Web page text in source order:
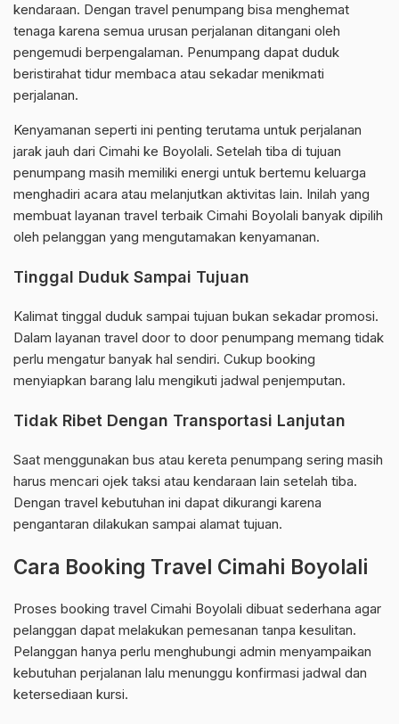
kendaraan. Dengan travel penumpang bisa menghemat
tenaga karena semua urusan perjalanan ditangani oleh
pengemudi berpengalaman. Penumpang dapat duduk
beristirahat tidur membaca atau sekadar menikmati
perjalanan.
Kenyamanan seperti ini penting terutama untuk perjalanan
jarak jauh dari Cimahi ke Boyolali. Setelah tiba di tujuan
penumpang masih memiliki energi untuk bertemu keluarga
menghadiri acara atau melanjutkan aktivitas lain. Inilah yang
membuat layanan travel terbaik Cimahi Boyolali banyak dipilih
oleh pelanggan yang mengutamakan kenyamanan.
Tinggal Duduk Sampai Tujuan
Kalimat tinggal duduk sampai tujuan bukan sekadar promosi.
Dalam layanan travel door to door penumpang memang tidak
perlu mengatur banyak hal sendiri. Cukup booking
menyiapkan barang lalu mengikuti jadwal penjemputan.
Tidak Ribet Dengan Transportasi Lanjutan
Saat menggunakan bus atau kereta penumpang sering masih
harus mencari ojek taksi atau kendaraan lain setelah tiba.
Dengan travel kebutuhan ini dapat dikurangi karena
pengantaran dilakukan sampai alamat tujuan.
Cara Booking Travel Cimahi Boyolali
Proses booking travel Cimahi Boyolali dibuat sederhana agar
pelanggan dapat melakukan pemesanan tanpa kesulitan.
Pelanggan hanya perlu menghubungi admin menyampaikan
kebutuhan perjalanan lalu menunggu konfirmasi jadwal dan
ketersediaan kursi.